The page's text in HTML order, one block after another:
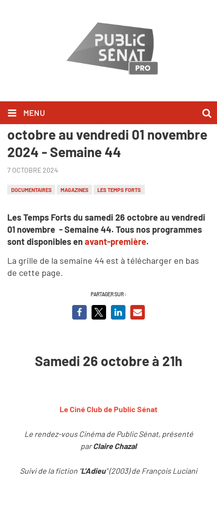
MENU
Les Temps Forts du samedi 26
octobre au vendredi 01 novembre
2024 - Semaine 44
7 OCTOBRE 2024
DOCUMENTAIRES MAGAZINES LES TEMPS FORTS
Les Temps Forts du samedi 26 octobre au vendredi
01 novembre - Semaine 44. Tous nos programmes
sont disponibles en avant-première.
La grille de la semaine 44 est à télécharger en bas
de cette page.
PARTAGER SUR :
Samedi 26 octobre à 21h
Le Ciné Club de Public Sénat
Le rendez-vous Cinéma de Public Sénat, présenté
parClaire Chazal
Suivi de la fiction "L'Adieu" (2003) de François Luciani